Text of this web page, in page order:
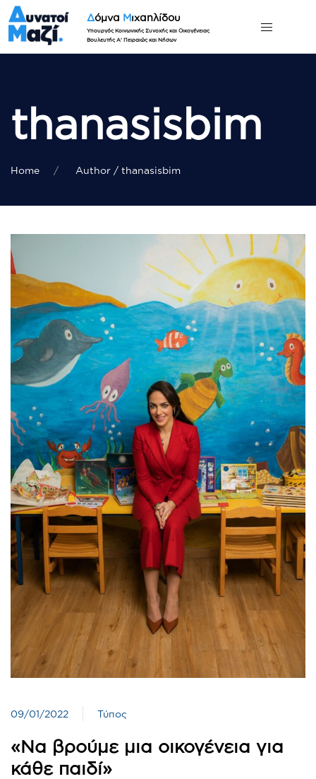
Δόμνα Μιχαηλίδου
Υπουργός Κοινωνικής Συνοχής και Οικογένειας
Βουλευτής Α' Πειραιώς και Νήσων
thanasisbim
Home Author / thanasisbim
09/01/2022 Τύπος
«Να βρούμε μια οικογένεια για
κάθε παιδί»